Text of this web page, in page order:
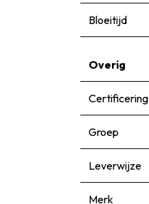
Bloeitijd
Overig
Certificering
Groep
Leverwijze
Merk